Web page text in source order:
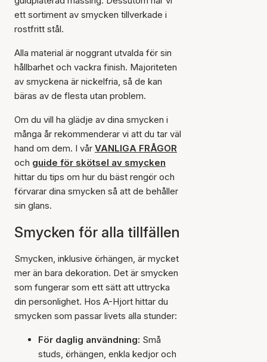
ett sortiment av smycken tillverkade i
rostfritt stål.
Alla material är noggrant utvalda för sin
hållbarhet och vackra finish. Majoriteten
av smyckena är nickelfria, så de kan
bäras av de flesta utan problem.
Om du vill ha glädje av dina smycken i
många år rekommenderar vi att du tar väl
hand om dem. I vår VANLIGA FRÅGOR
och guide för skötsel av smycken
hittar du tips om hur du bäst rengör och
förvarar dina smycken så att de behåller
sin glans.
Smycken för alla tillfällen
Smycken, inklusive örhängen, är mycket
mer än bara dekoration. Det är smycken
som fungerar som ett sätt att uttrycka
din personlighet. Hos A-Hjort hittar du
smycken som passar livets alla stunder:
För daglig användning: Små
studs, örhängen, enkla kedjor och